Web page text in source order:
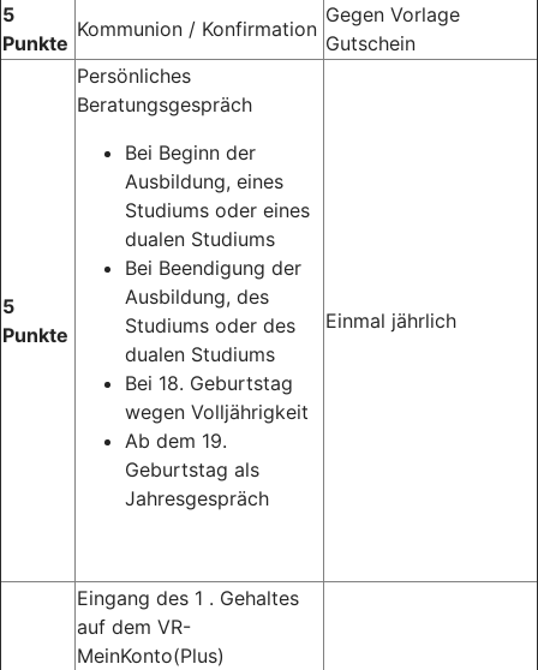
5
Punkte
Kommunion / Konfirmation
Gegen Vorlage
Gutschein
5
Punkte
Persönliches
Beratungsgespräch
Bei Beginn der
Ausbildung, eines
Studiums oder eines
dualen Studiums
Bei Beendigung der
Ausbildung, des
Studiums oder des
dualen Studiums
Bei 18. Geburtstag
wegen Volljährigkeit
Ab dem 19.
Geburtstag als
Jahresgespräch
Einmal jährlich
Eingang des 1 . Gehaltes
auf dem VR-
MeinKonto(Plus)